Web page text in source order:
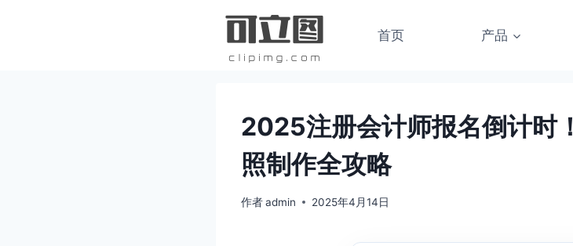
首页 产品
2025注册会计师报名倒计时
照制作全攻略
作者admin 2025年4月14日